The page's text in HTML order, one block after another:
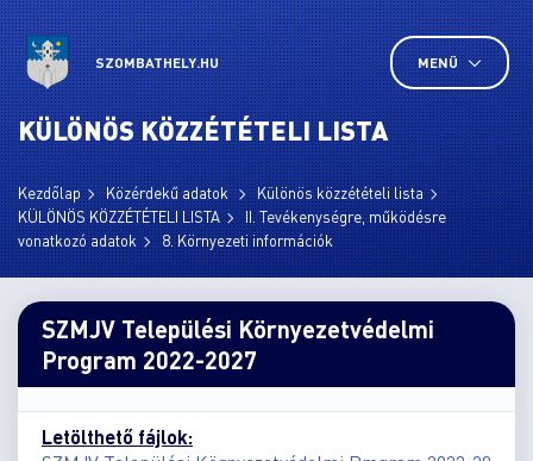
SZOMBATHELY.HU MENÜ
KÜLÖNÖS KÖZZÉTÉTELI LISTA
Kezdőlap Közérdekű adatok
Különös közzétételi lista
KÜLÖNÖS KÖZZÉTÉTELI LISTA
II. Tevékenységre, működésre
vonatkozó adatok
8. Környezeti információk
SZMJV Települési Környezetvédelmi
Program 2022-2027
Letölthető fájlok: